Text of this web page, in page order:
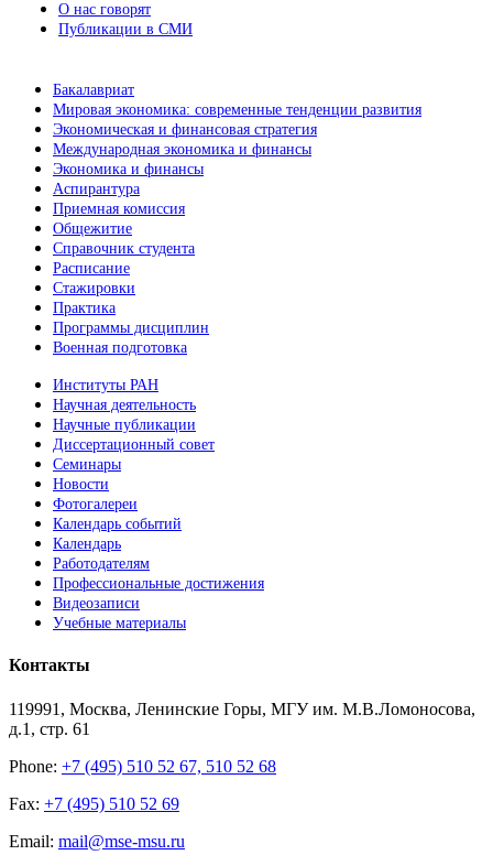
О нас говорят
Публикации в СМИ
Бакалавриат
Мировая экономика: современные тенденции развития
Экономическая и финансовая стратегия
Международная экономика и финансы
Экономика и финансы
Аспирантура
Приемная комиссия
Общежитие
Справочник студента
Расписание
Стажировки
Практика
Программы дисциплин
Военная подготовка
Институты РАН
Научная деятельность
Научные публикации
Диссертационный совет
Семинары
Новости
Фотогалереи
Календарь событий
Календарь
Работодателям
Профессиональные достижения
Видеозаписи
Учебные материалы
Контакты
119991, Москва, Ленинские Горы, МГУ им. М.В.Ломоносова,
д.1, стр. 61
Phone: +7 (495) 510 52 67, 510 52 68
Fax: +7 (495) 510 52 69
Email: mail@mse-msu.ru